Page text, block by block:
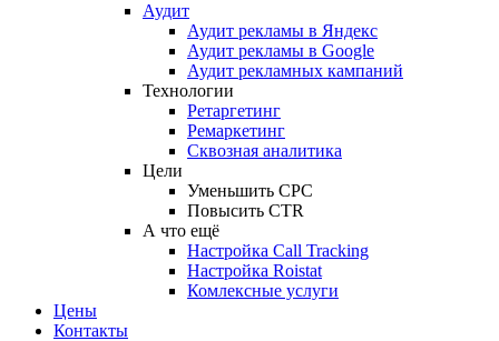
Аудит
Аудит рекламы в Яндекс
Аудит рекламы в Google
Аудит рекламных кампаний
Технологии
Ретаргетинг
Ремаркетинг
Сквозная аналитика
Цели
Уменьшить CPC
Повысить CTR
А что ещё
Настройка Call Tracking
Настройка Roistat
Комлексные услуги
Цены
Контакты